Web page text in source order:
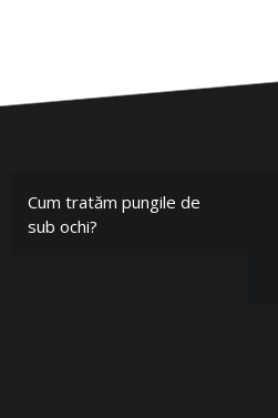
Cum tratăm pungile de
sub ochi?